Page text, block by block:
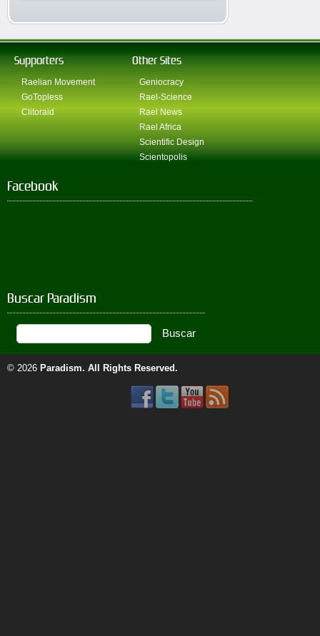
Supporters
Raelian Movement
GoTopless
Clitoraid
Other Sites
Geniocracy
Rael-Science
Rael News
Rael Africa
Scientific Design
Scientopolis
Facebook
Buscar Paradism
© 2026 Paradism. All Rights Reserved.